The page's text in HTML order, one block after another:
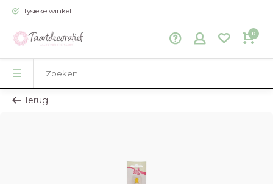
fysieke winkel
0
Terug